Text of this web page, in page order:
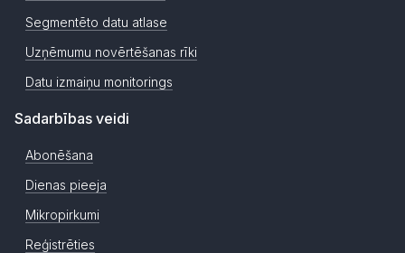
Segmentēto datu atlase
Uzņēmumu novērtēšanas rīki
Datu izmaiņu monitorings
Sadarbības veidi
Abonēšana
Dienas pieeja
Mikropirkumi
Reģistrēties